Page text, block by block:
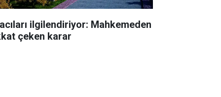
ilgilendiriyor: Mahkemeden
çeken karar